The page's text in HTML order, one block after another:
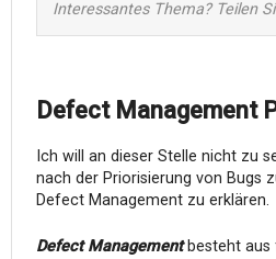
Interessantes Thema? Teilen
Defect Management
Ich will an dieser Stelle nicht zu
nach der Priorisierung von Bugs
Defect Management zu erklären.
Defect Managementbesteht aus